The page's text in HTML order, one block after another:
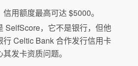
用额度最高可达 $5000。
SelfScore，它不是银行，但他
行 Celtic Bank 合作发行信用卡
发卡资质问题。